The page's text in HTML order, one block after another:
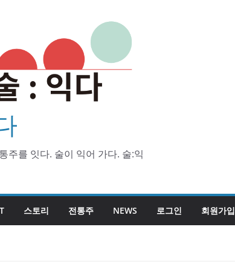
주를 잇다. 술이 익어 가다. 술:익
스토리 전통주 NEWS 로그인 회원가입